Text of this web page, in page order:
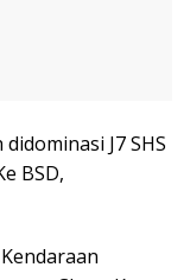
J7 SHS
BSD,